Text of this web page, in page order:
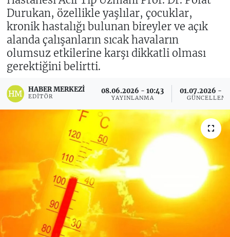
Durukan, özellikle yaşlılar, çocuklar,
kronik hastalığı bulunan bireyler ve açık
alanda çalışanların sıcak havaların
olumsuz etkilerine karşı dikkatli olması
gerektiğini belirtti.
HABER MERKEZI
EDITÖR
08.06.2026 - 10:43
YAYINLANMA
01.07.2026 -